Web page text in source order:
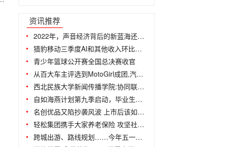
资讯推荐
2022年，声音经济背后的新蓝海还在吗？
猎豹移动三季度AI和其他收入环比增长62
青少年篮球公开赛全国总决赛收官
从百大车主评选到MotoGirl成团,汽车之
西北民族大学新闻传播学院:协同联动实
自如海燕计划第九季启动，毕业生租房即刻
名创优品又陷抄袭风波 上市后该如何“
轻松集团携手大家养老保险 攻坚社会热
跨城出游、路线规划……今年五一百度地